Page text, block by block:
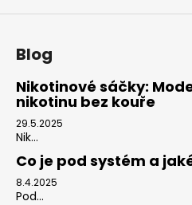
Blog
Nikotinové sáčky:
nikotinu bez kouře
29.5.2025
Nik...
Co je pod systém a
8.4.2025
Pod...